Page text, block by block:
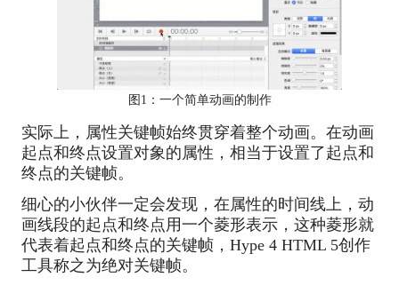
图1：一个简单动画的制作
实际上，属性关键帧始终贯穿着整个动画。在动画
起点和终点设置对象的属性，相当于设置了起点和
终点的关键帧。
细心的小伙伴一定会发现，在属性的时间线上，动
画线段的起点和终点用一个菱形表示，这种菱形就
代表着起点和终点的关键帧，Hype 4 HTML 5创作
工具称之为绝对关键帧。